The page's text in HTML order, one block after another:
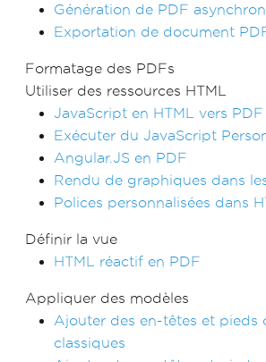
Génération de PDF
Exportation de document
Formatage des PDFs
Utiliser des ressources HTML
JavaScript en HTML vers PDF
Exécuter du JavaScript
Angular.JS en PDF
Rendu de graphiques dans
Polices personnalisées dans
Définir la vue
HTML réactif en PDF
Appliquer des modèles
Ajouter des en-têtes et pieds
classiques